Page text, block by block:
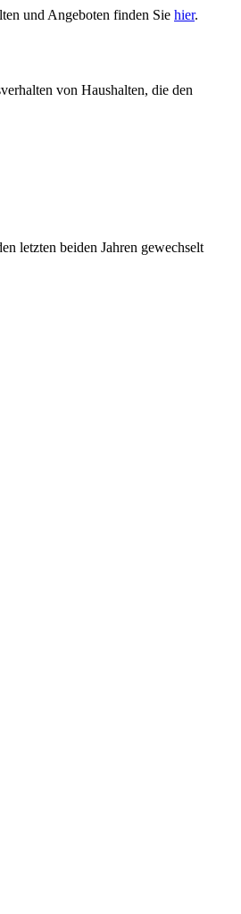
und Angeboten finden Sie hier.
von Haushalten, die den
letzten beiden Jahren gewechselt